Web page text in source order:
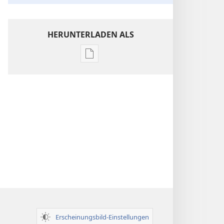
HERUNTERLADEN ALS
Downloadoptionen
Erscheinungsbild-Einstellungen